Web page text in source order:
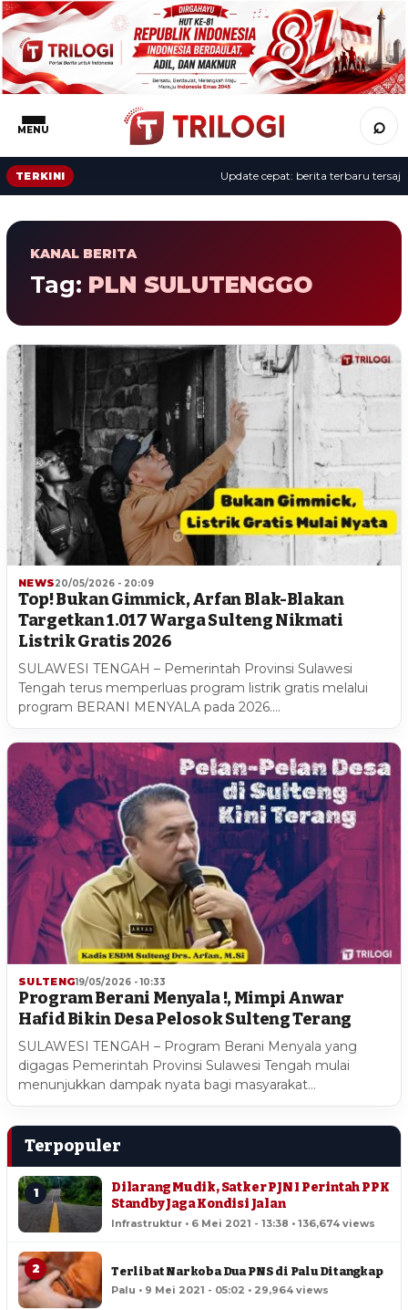
MENU ⌕
TERKINI Update cepat: berita terbaru tersaji
KANAL BERITA
Tag: PLN SULUTENGGO
NEWS20/05/2026 - 20:09
Top! Bukan Gimmick, Arfan Blak-Blakan
Targetkan 1.017 Warga Sulteng Nikmati
Listrik Gratis 2026
SULAWESI TENGAH – Pemerintah Provinsi Sulawesi
Tengah terus memperluas program listrik gratis melalui
program BERANI MENYALA pada 2026.…
SULTENG19/05/2026 - 10:33
Program Berani Menyala !, Mimpi Anwar
Hafid Bikin Desa Pelosok Sulteng Terang
SULAWESI TENGAH – Program Berani Menyala yang
digagas Pemerintah Provinsi Sulawesi Tengah mulai
menunjukkan dampak nyata bagi masyarakat…
Terpopuler
1
Dilarang Mudik, Satker PJN I Perintah PPK
Standby Jaga Kondisi Jalan
Infrastruktur • 6 Mei 2021 - 13:38 • 136,674 views
2 Terlibat Narkoba Dua PNS di Palu Ditangkap
Palu • 9 Mei 2021 - 05:02 • 29,964 views